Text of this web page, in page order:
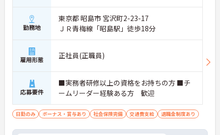
勤務地
東京都 昭島市 宮沢町2-23-17
ＪＲ青梅線「昭島駅」徒歩18分
雇用形態 正社員(正職員)
応募要件
■実務者研修以上の資格をお持ちの方 ■チ
ームリーダー経験ある方 歓迎
日勤のみ ボーナス・賞与あり 社会保険完備 交通費支給 退職金制度あり